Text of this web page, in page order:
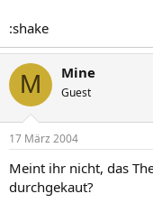
:shake
M Mine
Guest
17 März 2004
Meint ihr nicht, das
durchgekaut?